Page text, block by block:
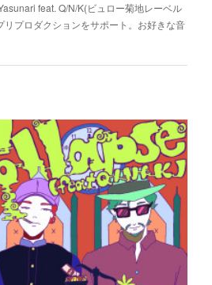
feat. Q/N/K(ビュロー菊地レーベル
プロダクションをサポート。お好きな音